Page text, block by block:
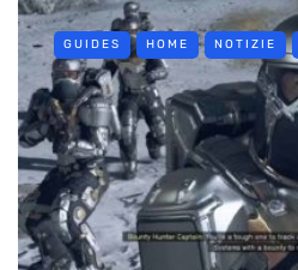
GUIDES HOME NOTIZIE